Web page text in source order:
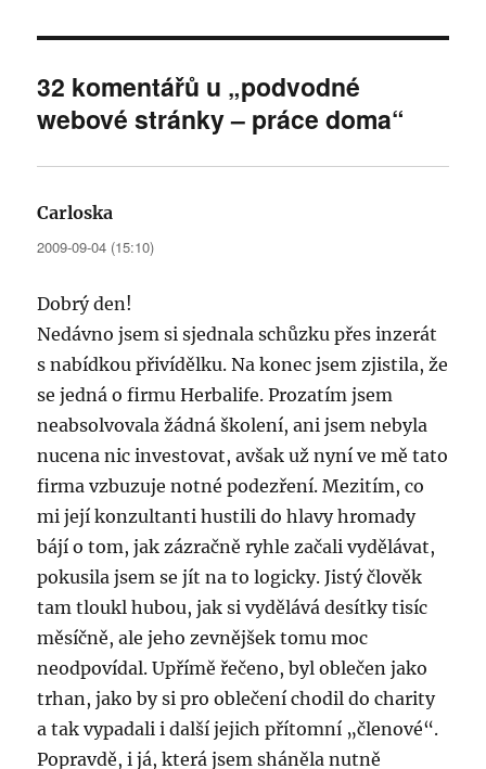
32 komentářů u „podvodné
webové stránky – práce doma“
Carloska
2009-09-04 (15:10)
Dobrý den!
Nedávno jsem si sjednala schůzku přes inzerát
s nabídkou přivídělku. Na konec jsem zjistila, že
se jedná o firmu Herbalife. Prozatím jsem
neabsolvovala žádná školení, ani jsem nebyla
nucena nic investovat, avšak už nyní ve mě tato
firma vzbuzuje notné podezření. Mezitím, co
mi její konzultanti hustili do hlavy hromady
bájí o tom, jak zázračně ryhle začali vydělávat,
pokusila jsem se jít na to logicky. Jistý člověk
tam tloukl hubou, jak si vydělává desítky tisíc
měsíčně, ale jeho zevnějšek tomu moc
neodpovídal. Upřímě řečeno, byl oblečen jako
trhan, jako by si pro oblečení chodil do charity
a tak vypadali i další jejich přítomní „členové“.
Popravdě, i já, která jsem sháněla nutně